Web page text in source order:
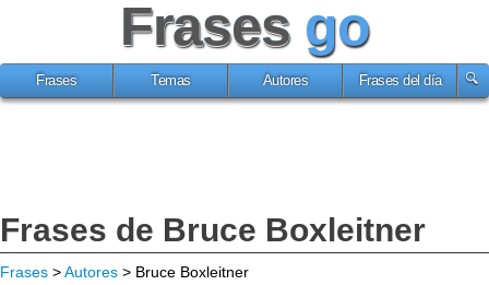
Frases go
Frases Temas Autores Frases del día
Frases de Bruce Boxleitner
Frases >Autores > Bruce Boxleitner